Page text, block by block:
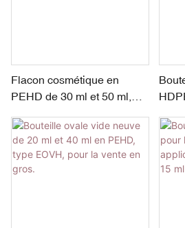
Flacon cosmétique en
PEHD de 30 ml et 50 ml,
crème solaire
ml